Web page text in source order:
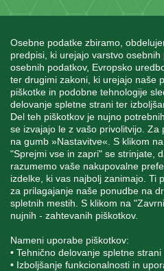
Osebne podatke zbiramo,
predpisi, ki urejajo varstvo
osebnih podatkov, Evropsko
ter drugimi zakoni, ki urejajo naše
piškotke in podobne tehnologije
delovanje spletne strani ter
Del teh piškotkov je nujno
se izvajajo le z vašo privolitvijo.
na gumb »Nastavitve«. S klikom
"Sprejmi vse in zapri" se strinjate,
razumemo vaše nakupovalne
izdelke, ki vas najbolj zanimajo. Ti
za prilagajanje naše ponudbe na
spletnih mestih. S klikom na
nujnih - zahtevanih piškotkov.
Nameni uporabe piškotkov:
• Tehnično delovanje spletne
• Izboljšanje funkcionalnosti in
MOJ
STORITEV